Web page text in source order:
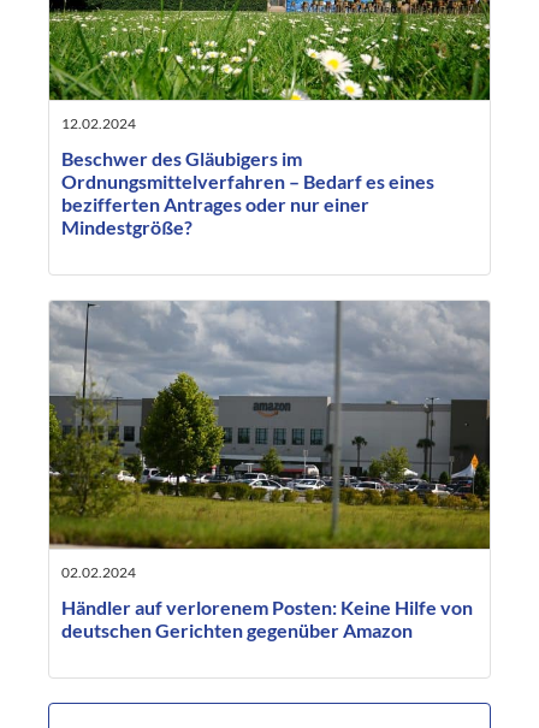
12.02.2024
Beschwer des Gläubigers im
Ordnungsmittelverfahren – Bedarf es eines
bezifferten Antrages oder nur einer
Mindestgröße?
02.02.2024
Händler auf verlorenem Posten: Keine Hilfe von
deutschen Gerichten gegenüber Amazon